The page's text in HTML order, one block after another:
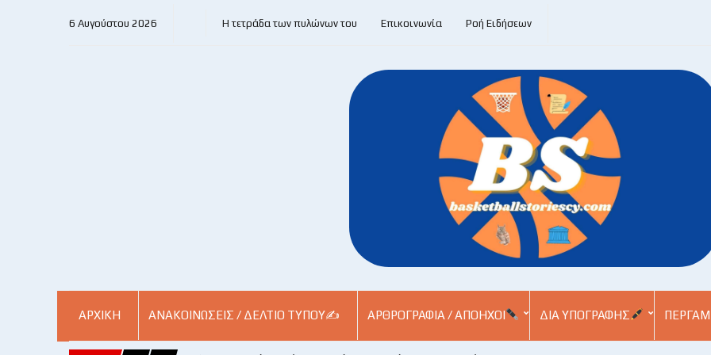
6 Αυγούστου 2026 Η τετράδα των πυλώνων του Επικοινωνία Ροή Ειδήσεων
ΑΡΧΙΚΗ ΑΝΑΚΟΙΝΏΣΕΙΣ / ΔΕΛΤΊΟ ΤΎΠΟΥ✍ ΑΡΘΡΟΓΡΑΦΊΑ / ΑΠΌΗΧΟΙ ΔΙΑ ΥΠΟΓΡΑΦΉΣ